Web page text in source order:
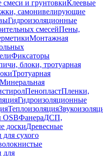
смеси и грунтовкиКлеевые
самонивелирующие
Гидроизоляционные
смесейПены,
Монтажная
Фиксаторы
блоки, тротуарная
Тротуарная
Минеральная
ПенопластПленки,
Гидроизоляционные
Теплоизоляция
OSBФанераДСП,
доскиДревесные
сухого
для